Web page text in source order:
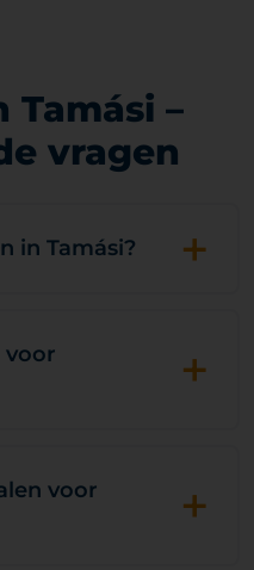
Tamási –
vragen
in Tamási? +
voor
+
voor
+